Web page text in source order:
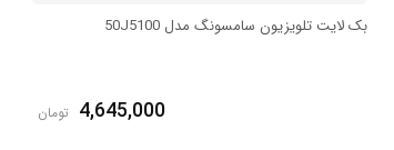
بک لایت تلویزیون سامسونگ مدل 50J5100
4,645,000 تومان